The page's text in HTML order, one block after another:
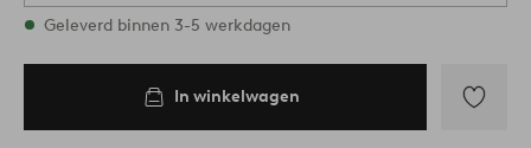
Alle maten zijn op voorraad
Geleverd binnen 3-5 werkdagen
In
In winkelwagen